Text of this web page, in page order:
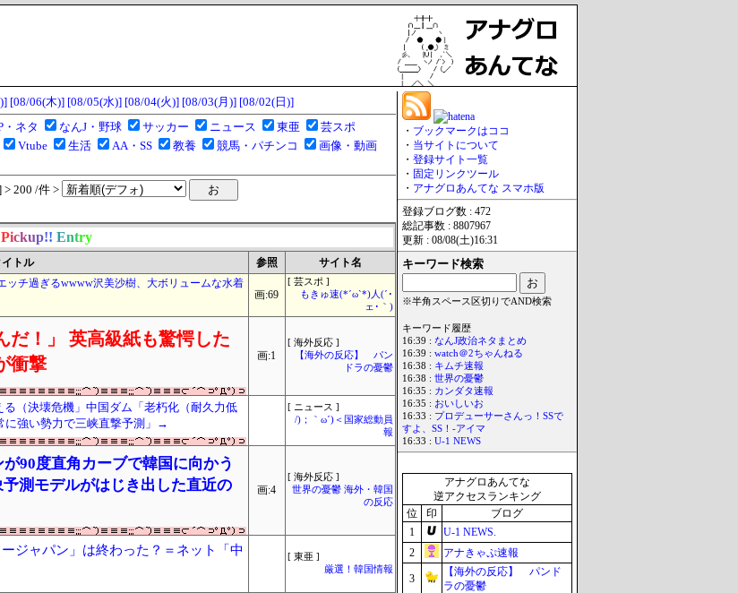
[08/06(木)] [08/05(水)] [08/04(火)] [08/03(月)] [08/02(日)]
・ネタ なんJ・野球 サッカー ニュース 東亜
芸スポ
Vtube 生活 AA・SS 教養 競馬・パチンコ
画像・動画
> 200 /件 >
Pickup!! Entry
トル 参照
サイト名
ッチ過ぎるwwww沢美沙樹、大ボリュームな水着
画:69
[ 芸スポ ]
もきゅ速(*´ω`*)人(´･
ェ･｀)
だ！」 英高級紙も驚愕した
衝撃
画:1
[ 海外反応 ]
【海外の反応】 パン
ドラの憂鬱
（決壊危機」中国ダム「老朽化（耐久力低
に強い勢力で三峡直撃予測」→
[ ニュース ]
/)；｀ω´)＜国家総動員
報
90度直角カーブで韓国に向かう
測モデルがはじき出した直近の
画:4
[ 海外反応 ]
世界の憂鬱 海外・韓国
の反応
ジャパン」は終わった？＝ネット「中
[ 東亜 ]
厳選！韓国情報
・ ブックマークはココ
・ 当サイトについて
・ 登録サイト一覧
・ 固定リンクツール
・ アナグロあんてな スマホ版
登録ブログ数 : 472
総記事数 : 8807967
更新 : 08/08(土)16:31
キーワード検索
※半角スペース区切りでAND検索
キーワード履歴
16:39 : なんJ政治ネタまとめ
16:39 : watch＠2ちゃんねる
16:38 : キムチ速報
16:38 : 世界の憂鬱
16:35 : カンダタ速報
16:35 : おいしいお
16:33 : プロデューサーさんっ！SSで
すよ、SS！-アイマ
16:33 : U-1 NEWS
アナグロあんてな
逆アクセスランキング
位
印
ブログ
1
U-1 NEWS.
2
アナきゃぷ速報
3
【海外の反応】 パンド
ラの憂鬱